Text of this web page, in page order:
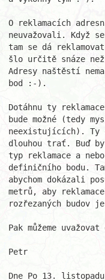
O reklamacích
neuvažovali. Když
tam se dá
šlo určitě snáze
Adresy naštěstí
bod :-).
Dotáhnu ty
bude možné (tedy
neexistujících). Ty
dlouhou trať. Buď
typ reklamace a
definičního bodu.
abychom dokázali
metrů, aby
rozřezaných budov
Pak můžeme
Petr
Dne Po 13.